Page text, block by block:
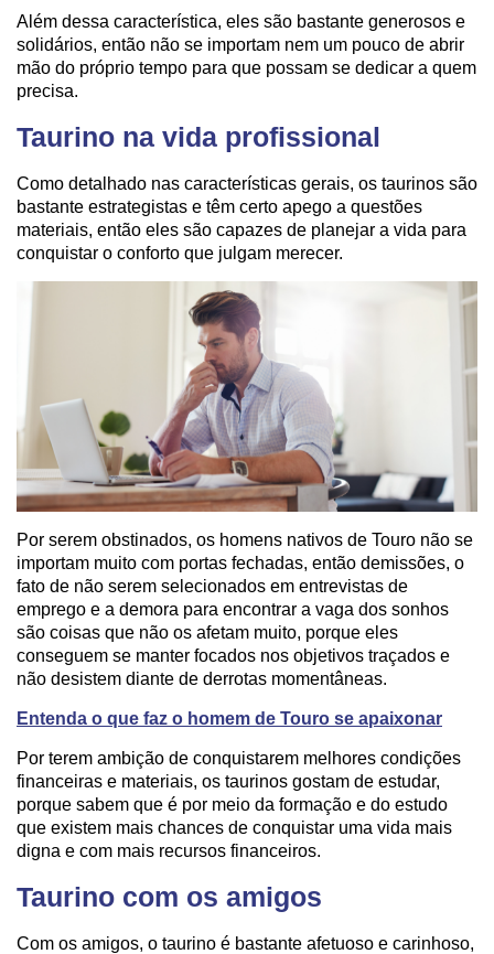
Além dessa característica, eles são bastante generosos e
solidários, então não se importam nem um pouco de abrir
mão do próprio tempo para que possam se dedicar a quem
precisa.
Taurino na vida profissional
Como detalhado nas características gerais, os taurinos são
bastante estrategistas e têm certo apego a questões
materiais, então eles são capazes de planejar a vida para
conquistar o conforto que julgam merecer.
Por serem obstinados, os homens nativos de Touro não se
importam muito com portas fechadas, então demissões, o
fato de não serem selecionados em entrevistas de
emprego e a demora para encontrar a vaga dos sonhos
são coisas que não os afetam muito, porque eles
conseguem se manter focados nos objetivos traçados e
não desistem diante de derrotas momentâneas.
Entenda o que faz o homem de Touro se apaixonar
Por terem ambição de conquistarem melhores condições
financeiras e materiais, os taurinos gostam de estudar,
porque sabem que é por meio da formação e do estudo
que existem mais chances de conquistar uma vida mais
digna e com mais recursos financeiros.
Taurino com os amigos
Com os amigos, o taurino é bastante afetuoso e carinhoso,